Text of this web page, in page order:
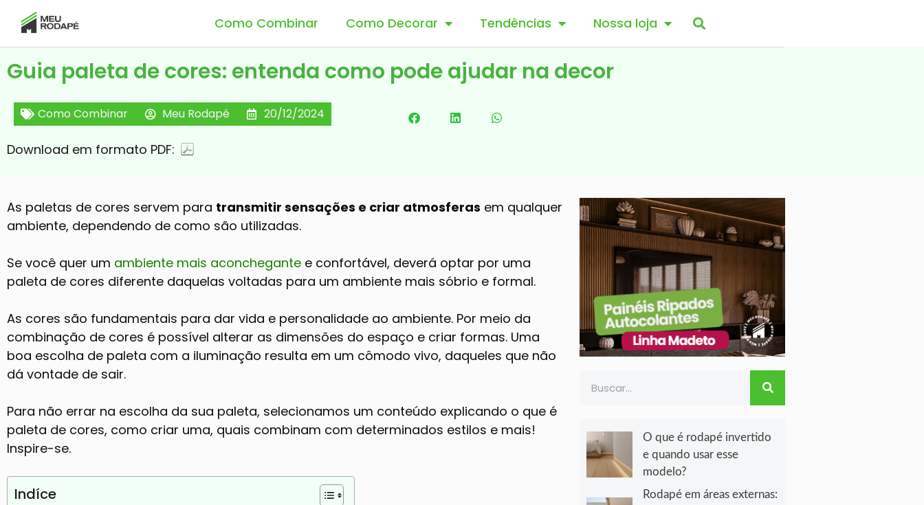
Como Combinar Como Decorar Tendências Nossa loja
Guia paleta de cores: entenda como pode ajudar na decor
Como Combinar Meu Rodapé 20/12/2024
Download em formato PDF:
As paletas de cores servem para transmitir sensações e criar atmosferas em qualquer
ambiente, dependendo de como são utilizadas.
Se você quer um ambiente mais aconchegante e confortável, deverá optar por uma
paleta de cores diferente daquelas voltadas para um ambiente mais sóbrio e formal.
As cores são fundamentais para dar vida e personalidade ao ambiente. Por meio da
combinação de cores é possível alterar as dimensões do espaço e criar formas. Uma
boa escolha de paleta com a iluminação resulta em um cômodo vivo, daqueles que não
dá vontade de sair.
Para não errar na escolha da sua paleta, selecionamos um conteúdo explicando o que é
paleta de cores, como criar uma, quais combinam com determinados estilos e mais!
Inspire-se.
Indíce
O que é rodapé invertido
e quando usar esse
modelo?
Rodapé em áreas externas: